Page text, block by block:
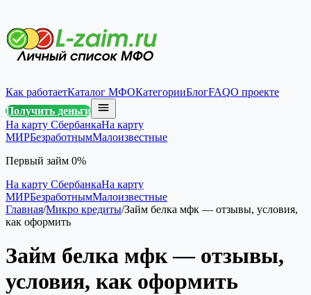
Как работаетКаталог МФОКатегорииБлогFAQО проекте
Получить деньги
На карту СбербанкаНа карту
МИРБезработнымМалоизвестные
Первый займ 0%
На карту СбербанкаНа карту
МИРБезработнымМалоизвестные
Главная/Микро кредиты/Займ белка мфк — отзывы, условия,
как оформить
Займ белка мфк — отзывы,
условия, как оформить